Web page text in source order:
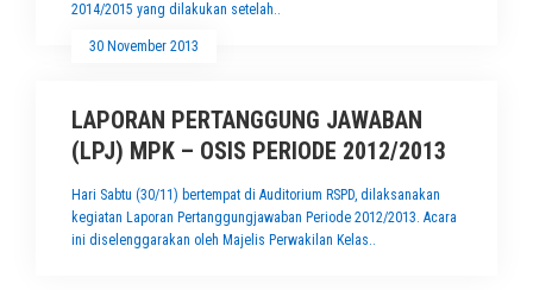
2014/2015 yang dilakukan setelah..
30 November 2013
LAPORAN PERTANGGUNG JAWABAN
(LPJ) MPK – OSIS PERIODE 2012/2013
Hari Sabtu (30/11) bertempat di Auditorium RSPD, dilaksanakan
kegiatan Laporan Pertanggungjawaban Periode 2012/2013. Acara
ini diselenggarakan oleh Majelis Perwakilan Kelas..